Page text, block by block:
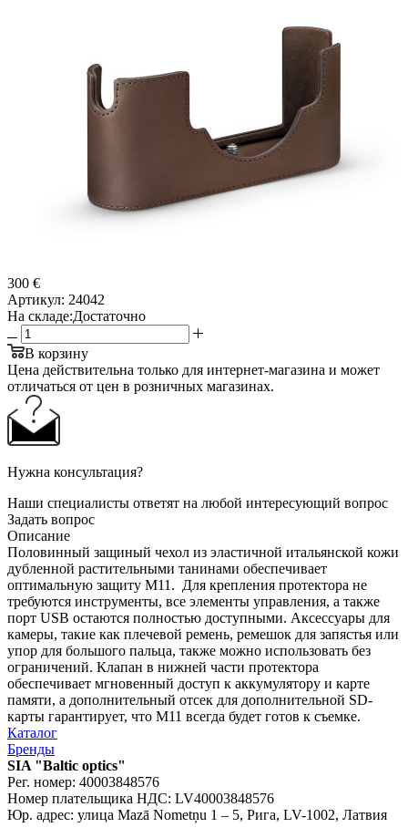
300 €
Артикул: 24042
На складе:Достаточно
В корзину
Цена действительна только для интернет-магазина и может
отличаться от цен в розничных магазинах.
Нужна консультация?
Наши специалисты ответят на любой интересующий вопрос
Задать вопрос
Описание
Половинный защиный чехол из эластичной итальянской кожи
дубленной растительными танинами обеспечивает
оптимальную защиту M11. Для крепления протектора не
требуются инструменты, все элементы управления, а также
порт USB остаются полностью доступными. Аксессуары для
камеры, такие как плечевой ремень, ремешок для запястья или
упор для большого пальца, также можно использовать без
ограничений. Клапан в нижней части протектора
обеспечивает мгновенный доступ к аккумулятору и карте
памяти, а дополнительный отсек для дополнительной SD-
карты гарантирует, что M11 всегда будет готов к съемке.
Каталог
Бренды
SIA "Baltic optics"
Рег. номер: 40003848576
Номер плательщика НДС: LV40003848576
Юр. адрес: улица Mazā Nometņu 1 – 5, Рига, LV-1002, Латвия